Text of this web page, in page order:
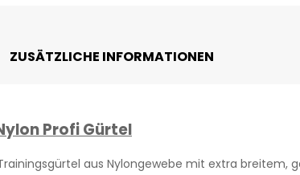
ZUSÄTZLICHE INFORMATIONEN
Profi Gürtel
aus Nylongewebe mit extra breitem,